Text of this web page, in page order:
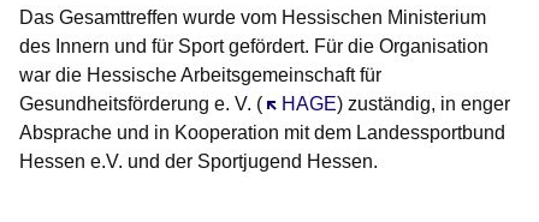
Das Gesamttreffen wurde vom Hessischen Ministerium
des Innern und für Sport gefördert. Für die Organisation
war die Hessische Arbeitsgemeinschaft für
Gesundheitsförderung e. V. (
HAGE
Öffnet sich in einem neuen
) zuständig, in enger
Absprache und in Kooperation mit dem Landessportbund
Hessen e.V. und der Sportjugend Hessen.